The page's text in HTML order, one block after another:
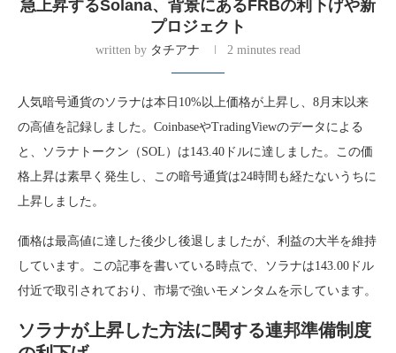
急上昇するSolana、背景にあるFRBの利下げや新
プロジェクト
written by タチアナ 2 minutes read
人気暗号通貨のソラナは本日10%以上価格が上昇し、8月末以来
の高値を記録しました。CoinbaseやTradingViewのデータによる
と、ソラナトークン（SOL）は143.40ドルに達しました。この価
格上昇は素早く発生し、この暗号通貨は24時間も経たないうちに
上昇しました。
価格は最高値に達した後少し後退しましたが、利益の大半を維持
しています。この記事を書いている時点で、ソラナは143.00ドル
付近で取引されており、市場で強いモメンタムを示しています。
ソラナが上昇した方法に関する連邦準備制度